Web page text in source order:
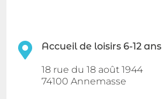
Accueil de loisirs 6-12 ans
18 rue du 18 août 1944
74100 Annemasse